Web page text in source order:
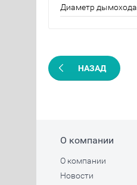
Диаметр дымохода
НАЗАД
О компании
О компании
Новости